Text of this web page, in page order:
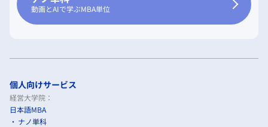
動画とAIで学ぶMBA単位
個人向けサービス
経営大学院：
日本語MBA
ナノ単科